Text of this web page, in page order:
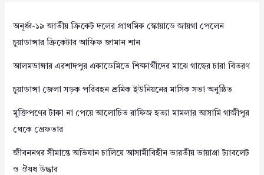
অনূর্ধ্ব-১৯ জাতীয় ক্রিকেট দলের প্রাথমিক স্কোয়াডে জায়গা পেলেন
চুয়াডাঙ্গার ক্রিকেটার আফিফ জামান শান
আলমডাঙ্গার এরশাদপুর একাডেমিতে শিক্ষার্থীদের মাঝে গাছের চারা বিতরণ
চুয়াডাঙ্গা জেলা সড়ক পরিবহন শ্রমিক ইউনিয়নের মাসিক সভা অনুষ্ঠিত
মুক্তিপণের টাকা না পেয়ে আলোচিত রাফিজ হত্যা মামলার আসামি গাজীপুর
থেকে গ্রেফতার
জীবননগর সীমান্তে অভিযান চালিয়ে আসামীবিহীন ভারতীয় ভায়াগ্রা ট্যাবলেট
ও ঔষধ উদ্ধার